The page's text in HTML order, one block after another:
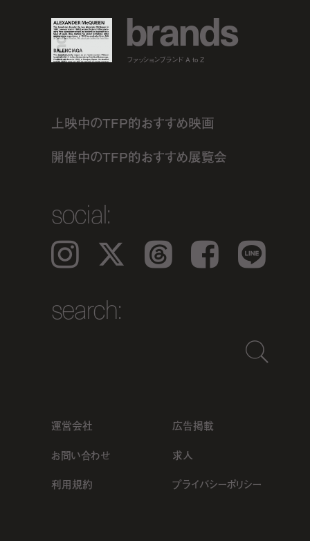
brands
ファッションブランド A to Z
上映中のTFP的おすすめ映画
開催中のTFP的おすすめ展覧会
social:
Instagram 𝕏 Threads Facebook LINE
search:
運営会社
広告掲載
お問い合わせ
求人
利用規約 プライバシーポリシー